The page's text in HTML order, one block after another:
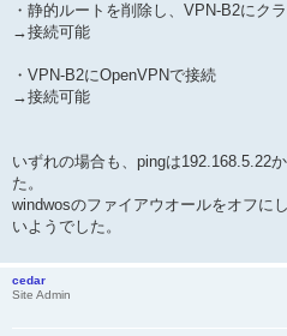
・静的ルートを削除し、VPN-B2にク
→接続可能
・VPN-B2にOpenVPNで接続
→接続可能
いずれの場合も、pingは192.168.5.22
た。
windwosのファイアウオールをオフに
いようでした。
cedar
Site Admin